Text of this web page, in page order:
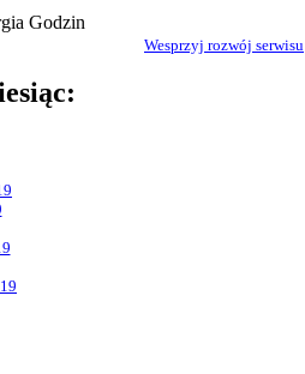
Wesprzyj rozwój serwisu